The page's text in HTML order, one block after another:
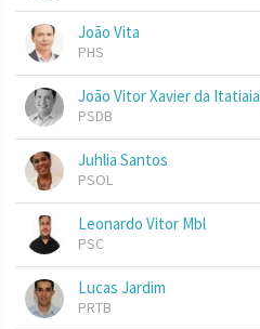
João Vita
PHS
João Vitor Xavier da Itatiaia
PSDB
Juhlia Santos
PSOL
Leonardo Vitor Mbl
PSC
Lucas Jardim
PRTB